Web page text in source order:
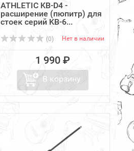
ATHLETIC KB-D4 -
расширение (пюпитр) для
стоек серий KB-6...
(0) Нет в наличии
1 990 ₽
В корзину